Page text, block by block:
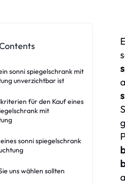
sonni spiegelschrank mit
unverzichtbar ist
für den Kauf eines
mit
sonni spiegelschrank
uns wählen sollten